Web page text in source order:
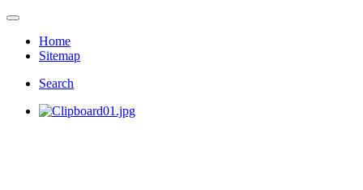
Home
Sitemap
Search